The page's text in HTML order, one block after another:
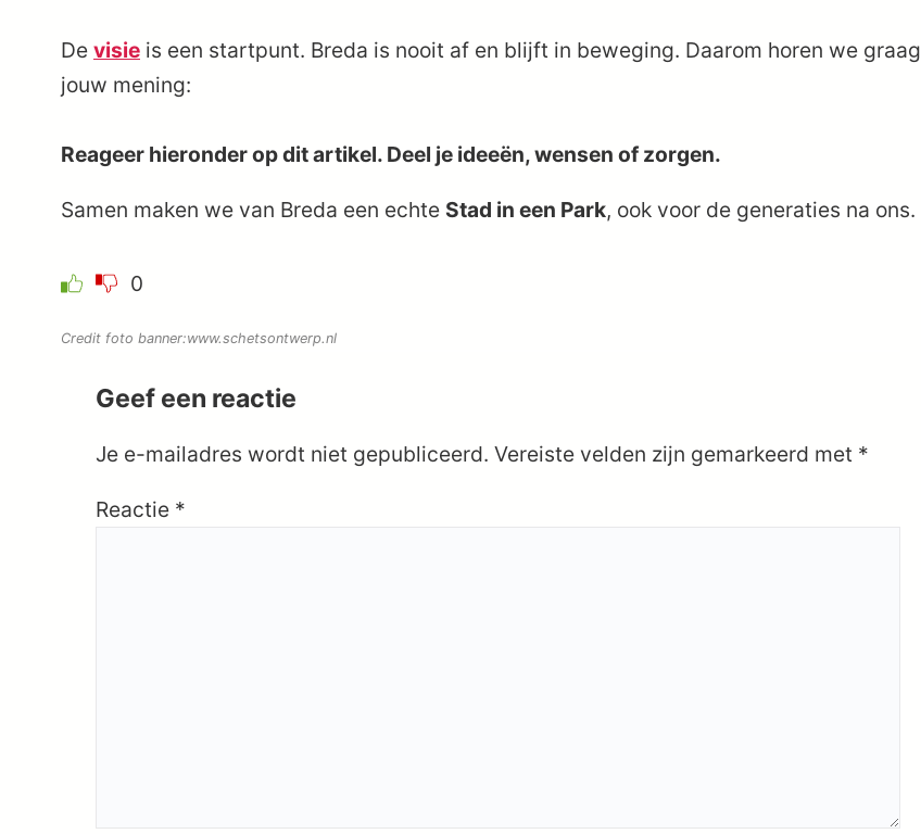
De visie is een startpunt. Breda is nooit af en blijft in beweging. Daarom horen we graag
jouw mening:
Reageer hieronder op dit artikel. Deel je ideeën, wensen of zorgen.
Samen maken we van Breda een echte Stad in een Park, ook voor de generaties na ons.
0
Credit foto banner:www.schetsontwerp.nl
Geef een reactie
Je e-mailadres wordt niet gepubliceerd. Vereiste velden zijn gemarkeerd met *
Reactie *